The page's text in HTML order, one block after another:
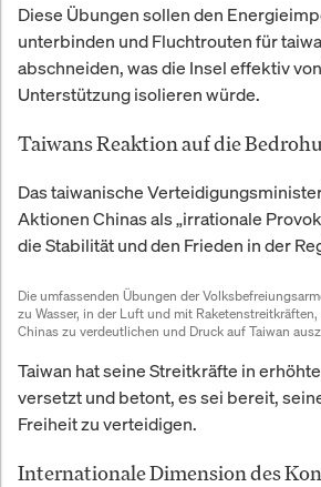
Diese Übungen sollen den
unterbinden und Fluchtrouten für
abschneiden, was die Insel effektiv
Unterstützung isolieren würde.
Taiwans Reaktion auf die
Das taiwanische
Aktionen Chinas als „irrationale
die Stabilität und den Frieden in der
Die umfassenden Übungen der
zu Wasser, in der Luft und mit
Chinas zu verdeutlichen und Druck auf Taiwan
Taiwan hat seine Streitkräfte in
versetzt und betont, es sei bereit,
Freiheit zu verteidigen.
Internationale Dimension des